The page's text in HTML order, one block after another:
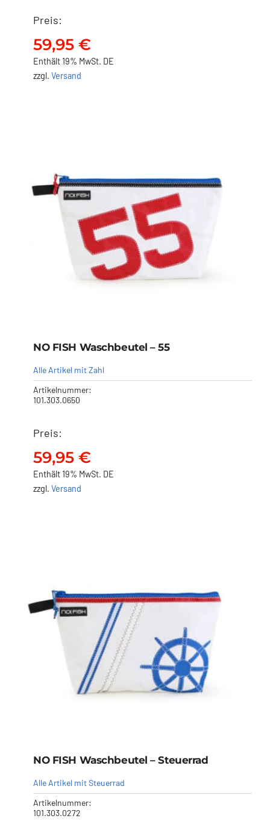
NO FISH Waschbeutel –
59,95
Preis:
59,95 €
Enthält 19% MwSt. DE
zzgl. Versand
59,95
NO FISH Waschbeutel – 55
Alle Artikel mit Zahl
Artikelnummer:
101.303.0650
Preis:
59,95 €
Enthält 19% MwSt. DE
zzgl. Versand
NO FISH Waschbeutel – Steuerrad
Alle Artikel mit Steuerrad
Artikelnummer:
101.303.0272